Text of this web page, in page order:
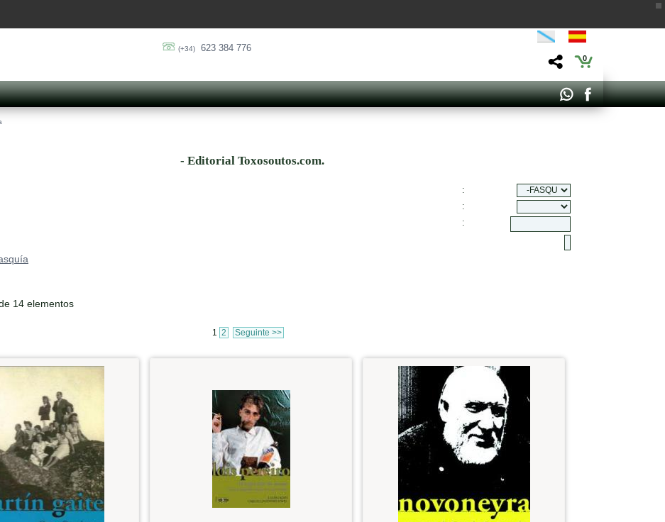
(+34) 623 384 776
0
- Editorial Toxosoutos.com.
:
:
:
14 elementos
1 2 Seguinte >>